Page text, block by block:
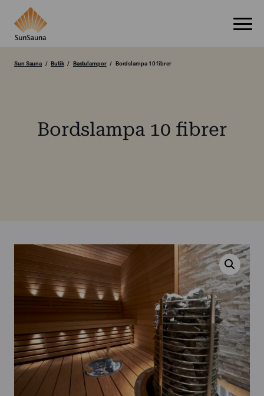
Bordslampa 10 fibrer
Sun Sauna Butik Bastulampor Bordslampa 10 fibrer